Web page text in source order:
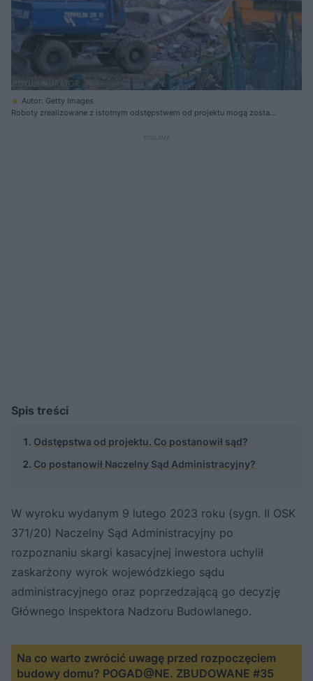
Autor: Getty Images
Roboty zrealizowane z istotnym odstępstwem od projektu mogą zostać
Spis treści
Odstępstwa od projektu. Co postanowił sąd?
Co postanowił Naczelny Sąd Administracyjny?
W wyroku wydanym 9 lutego 2023 roku (sygn. II OSK
371/20) Naczelny Sąd Administracyjny po
rozpoznaniu skargi kasacyjnej inwestora uchylił
zaskarżony wyrok wojewódzkiego sądu
administracyjnego oraz poprzedzającą go decyzję
Głównego Inspektora Nadzoru Budowlanego.
Na co warto zwrócić uwagę przed rozpoczęciem
budowy domu? POGAD@NE. ZBUDOWANE #35